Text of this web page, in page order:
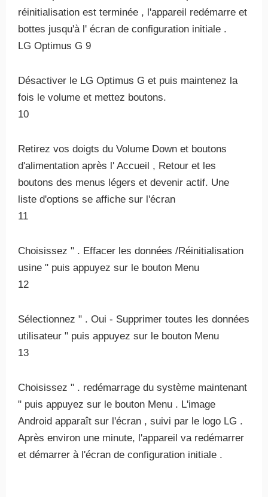
réinitialisation est terminée , l'appareil redémarre et
bottes jusqu'à l' écran de configuration initiale .
LG Optimus G 9
Désactiver le LG Optimus G et puis maintenez la
fois le volume et mettez boutons.
10
Retirez vos doigts du Volume Down et boutons
d'alimentation après l' Accueil , Retour et les
boutons des menus légers et devenir actif. Une
liste d'options se affiche sur l'écran
11
Choisissez " . Effacer les données /Réinitialisation
usine " puis appuyez sur le bouton Menu
12
Sélectionnez " . Oui - Supprimer toutes les données
utilisateur " puis appuyez sur le bouton Menu
13
Choisissez " . redémarrage du système maintenant
" puis appuyez sur le bouton Menu . L'image
Android apparaît sur l'écran , suivi par le logo LG .
Après environ une minute, l'appareil va redémarrer
et démarrer à l'écran de configuration initiale .